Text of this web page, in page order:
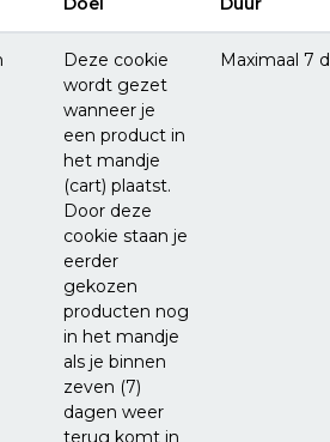
Deze cookie
wordt gezet
wanneer je
een product in
het mandje
(cart) plaatst.
Door deze
cookie staan je
eerder
gekozen
producten nog
in het mandje
als je binnen
zeven (7)
dagen weer
terug komt in
Maximaal 7